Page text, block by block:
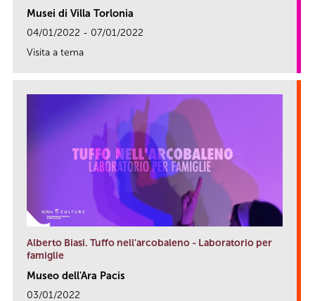
Musei di Villa Torlonia
04/01/2022 - 07/01/2022
Visita a tema
Alberto Biasi. Tuffo nell'arcobaleno - Laboratorio per
famiglie
Museo dell'Ara Pacis
03/01/2022